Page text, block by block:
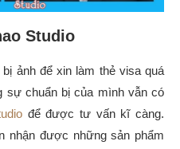
Studio
ảnh để xin làm thẻ visa quá
sự chuẩn bị của mình vẫn có
để được tư vấn kĩ càng.
nhận được những sản phẩm